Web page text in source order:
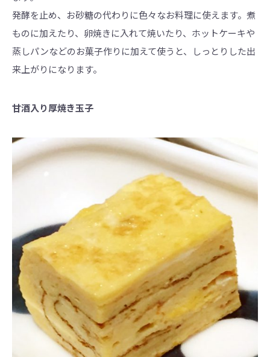
発酵を止め、お砂糖の代わりに色々なお料理に使えます。煮
ものに加えたり、卵焼きに入れて焼いたり、ホットケーキや
蒸しパンなどのお菓子作りに加えて使うと、しっとりした出
来上がりになります。
甘酒入り厚焼き玉子